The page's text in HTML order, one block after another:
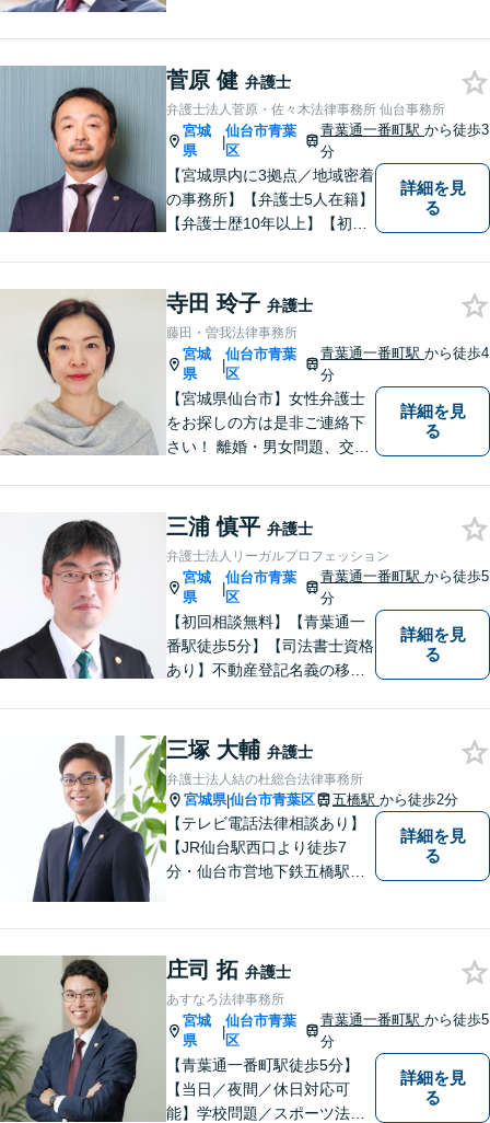
対応可能】丁寧かつ迅速多対
応でお悩みを解決します。
【明朗な料金体系】お気軽に
ご相談下さい。
菅原 健 弁護士
弁護士法人菅原・佐々木法律事務所 仙台事務所
宮城
県
|
仙台市青葉
区
青葉通一番町駅から徒歩3
分
【宮城県内に3拠点／地域密着
の事務所】【弁護士5人在籍】
【弁護士歴10年以上】【初回
いう方も、まずはお電話くだ
さい。個人や企業のあらゆる
トラブルに対応【青葉通一番
町駅1分】
詳細を見
る
寺田 玲子 弁護士
藤田・曽我法律事務所
宮城
県
|
仙台市青葉
区
青葉通一番町駅から徒歩4
分
【宮城県仙台市】女性弁護士
をお探しの方は是非ご連絡下
さい！ 離婚・男女問題、交通
問題・破産、犯罪被害者事件
を多く扱っています。 相談し
てよかった、と多くの声をい
ただいています。
詳細を見
る
三浦 慎平 弁護士
弁護士法人リーガルプロフェッション
宮城
県
|
仙台市青葉
区
青葉通一番町駅から徒歩5
分
【初回相談無料】【青葉通一
番駅徒歩5分】【司法書士資格
あり】不動産登記名義の移転
産分割のほか、交通事故・離
婚・借金などあらゆる法律問
題に全力を尽くします。お困
りの方はまずはご相談くださ
い。
詳細を見
る
三塚 大輔 弁護士
弁護士法人結の杜総合法律事務所
宮城県|仙台市青葉区 五橋駅 から徒歩2分
【テレビ電話法律相談あり】
【JR仙台駅西口より徒歩7
分・仙台市営地下鉄五橋駅北4
間・土曜相談あり】【明るく
キレイな完全個室相談室】
詳細を見
る
庄司 拓 弁護士
あすなろ法律事務所
宮城
県
|
仙台市青葉
区
青葉通一番町駅から徒歩5
分
【青葉通一番町駅徒歩5分】
【当日／夜間／休日対応可
能】学校問題／スポーツ法務
詳細を見
る